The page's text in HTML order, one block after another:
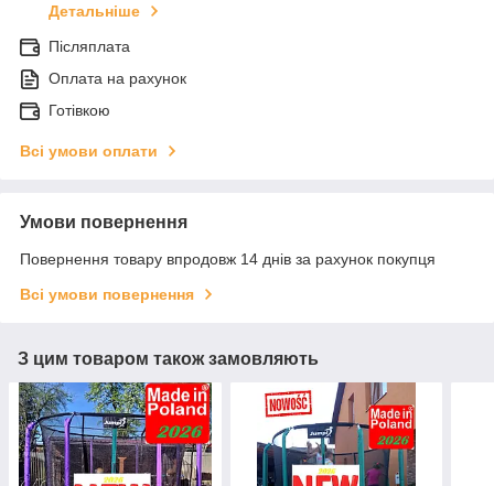
Детальніше
Післяплата
Оплата на рахунок
Готівкою
Всі умови оплати
Умови повернення
Повернення товару впродовж 14 днів за рахунок покупця
Всі умови повернення
З цим товаром також замовляють